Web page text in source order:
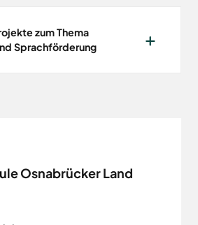
zum Thema
Sprachförderung
Osnabrücker Land